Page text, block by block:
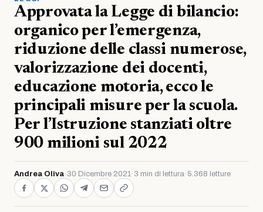
Approvata la Legge di bilancio:
organico per l’emergenza,
riduzione delle classi numerose,
valorizzazione dei docenti,
educazione motoria, ecco le
principali misure per la scuola.
Per l’Istruzione stanziati oltre
900 milioni sul 2022
Andrea Oliva· 30 Dicembre 2021· 3 min di lettura· 5.368 letture